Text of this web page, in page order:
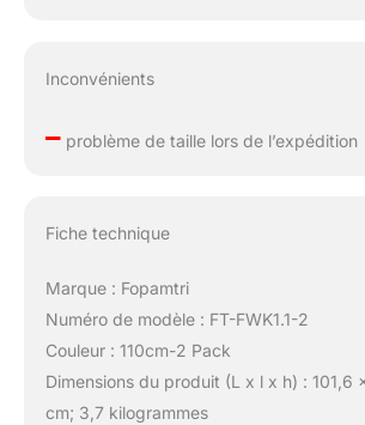
Inconvénients
–problème de taille lors de l’expédition
Fiche technique
Marque : Fopamtri
Numéro de modèle : FT-FWK1.1-2
Couleur : 110cm-2 Pack
Dimensions du produit (L x l x h) : 101,6
cm; 3,7 kilogrammes